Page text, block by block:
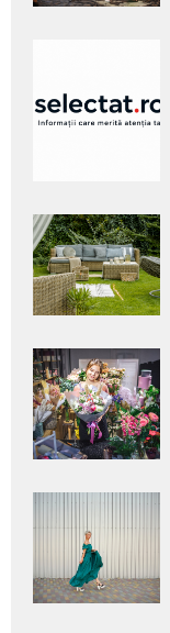
pentru
subtitlu
Adaugă
aici textul
pentru
subtitlu
Adaugă
aici textul
pentru
subtitlu
Adaugă
aici textul
pentru
subtitlu